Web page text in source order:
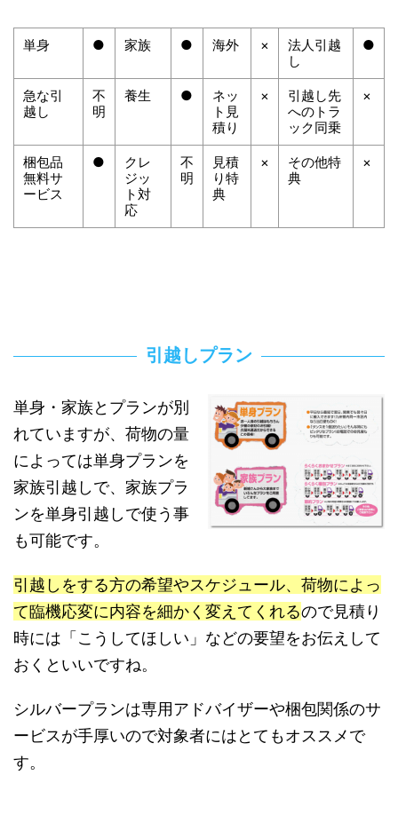
単身 ● 家族 ● 海外 ×
法人引越
し
●
急な引
越し
不
明
養生 ●
ネッ
ト見
積り
×
引越し先
へのトラ
ック同乗
×
梱包品
無料サ
ービス
●
クレ
ジッ
ト対
応
不
明
見積
り特
典
×
その他特
典
×
引越しプラン
単身・家族とプランが別
れていますが、荷物の量
によっては単身プランを
家族引越しで、家族プラ
ンを単身引越しで使う事
も可能です。
引越しをする方の希望やスケジュール、荷物によっ
て臨機応変に内容を細かく変えてくれるので見積り
時には「こうしてほしい」などの要望をお伝えして
おくといいですね。
シルバープランは専用アドバイザーや梱包関係のサ
ービスが手厚いので対象者にはとてもオススメで
す。